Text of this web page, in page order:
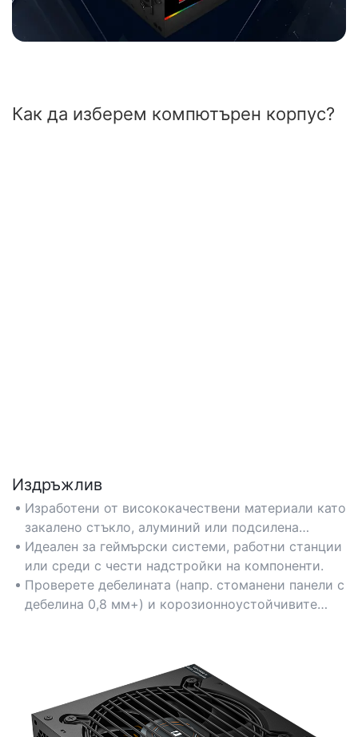
Как да изберем компютърен корпус?
Издръжлив
Изработени от висококачествени материали като
закалено стъкло, алуминий или подсилена
стомана, за да издържат на удари и дълготрайно
износване.
Идеален за геймърски системи, работни станции
или среди с чести надстройки на компоненти.
Проверете дебелината (напр. стоманени панели с
дебелина 0,8 мм+) и корозионноустойчивите